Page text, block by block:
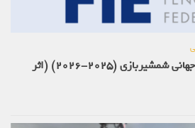
قوانین تکنیکی فدراسیون جهانی شمشیربازی (2025-2026) (اثر